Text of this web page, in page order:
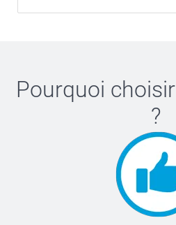
Pourquoi choisir
?